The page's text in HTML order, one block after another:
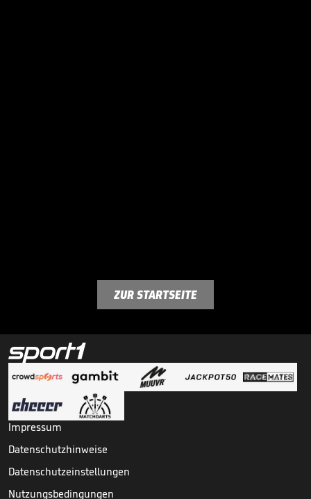
ZUR STARTSEITE
Impressum
Datenschutzhinweise
Datenschutzeinstellungen
Nutzungsbedingungen